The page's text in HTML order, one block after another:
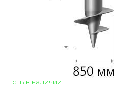
Есть в наличии